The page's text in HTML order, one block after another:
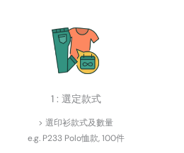
1 : 選定款式
> 選印衫款式及數量
e.g. P233 Polo恤款, 100件